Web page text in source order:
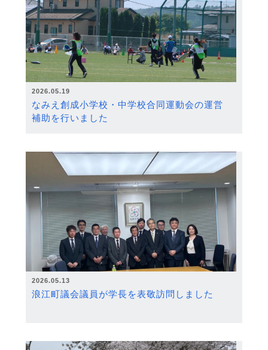
2026.05.19
なみえ創成小学校・中学校合同運動会の運営
補助を行いました
2026.05.13
浪江町議会議員が学長を表敬訪問しました